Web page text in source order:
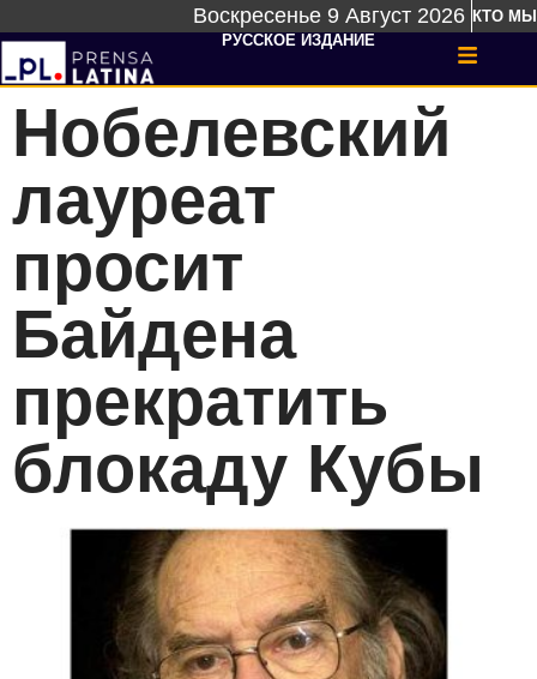
Воскресенье 9 Август 2026 КТО МЫ
РУССКОЕ ИЗДАНИЕ
Нобелевский
лауреат
просит
Байдена
прекратить
блокаду Кубы